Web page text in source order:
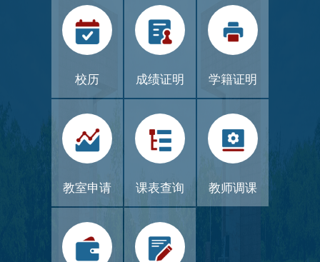
校历 成绩证明 学籍证明
教室申请 课表查询 教师调课